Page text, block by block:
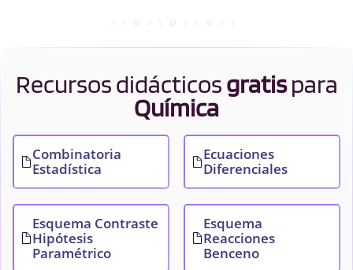
Recursos didácticosgratispara
Química
Combinatoria
Estadística
Ecuaciones
Diferenciales
Esquema Contraste
Hipótesis
Paramétrico
Esquema
Reacciones
Benceno